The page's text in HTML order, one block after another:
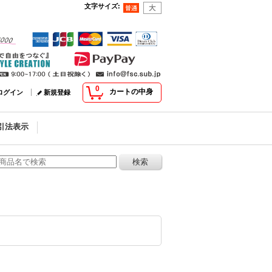
文字サイズ:
0 カートの中身
グイン 新規登録
法表示